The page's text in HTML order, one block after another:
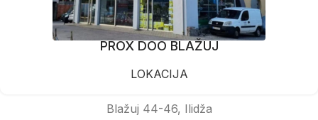
PROX DOO BLAŽUJ
LOKACIJA
Blažuj 44-46, Ilidža